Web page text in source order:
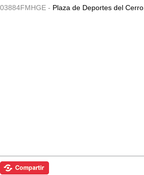
03884FMHGE - Plaza de Deportes del Cerro.